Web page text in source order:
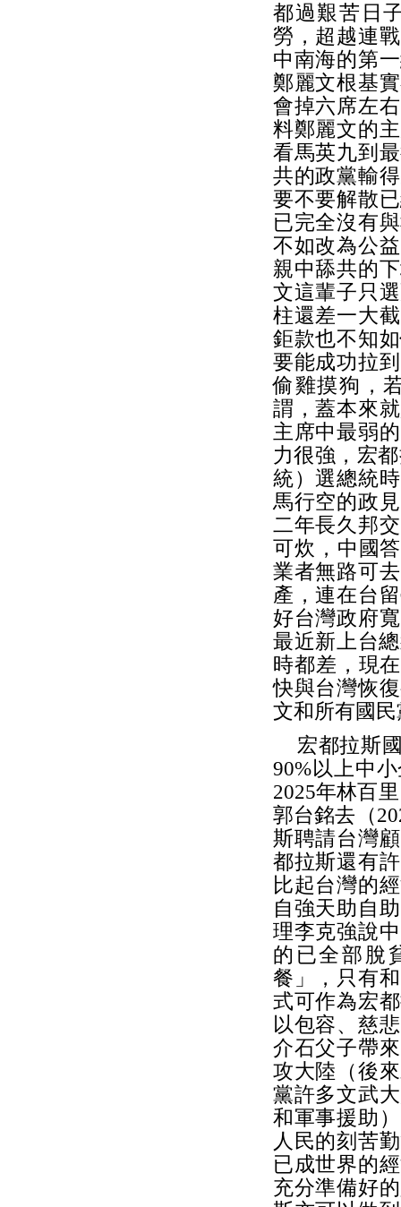
都過艱苦日
勞，超越連
中南海的第
鄭麗文根基
會掉六席左
料鄭麗文的
看馬英九到
共的政黨輸
要不要解散
已完全沒有
不如改為公
親中舔共的
文這輩子只
柱還差一大
鉅款也不知
要能成功拉
偷雞摸狗，
謂，蓋本來
主席中最弱
力很強，宏
統）選總統
馬行空的政
二年長久邦
可炊，中國
業者無路可
產，連在台
好台灣政府
最近新上台
時都差，現
快與台灣恢
文和所有國
宏都拉斯國
90%以上中
2025年林百
郭台銘去（
斯聘請台灣
都拉斯還有
比起台灣的
自強天助自
理李克強說
的已全部脫
餐」，只有
式可作為宏
以包容、慈
介石父子帶
攻大陸（後
黨許多文武
和軍事援助
人民的刻苦
已成世界的
充分準備好